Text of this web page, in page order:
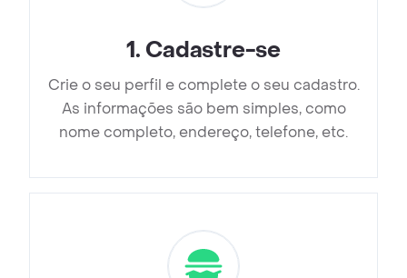
1. Cadastre-se
Crie o seu perfil e complete o seu cadastro.
As informações são bem simples, como
nome completo, endereço, telefone, etc.